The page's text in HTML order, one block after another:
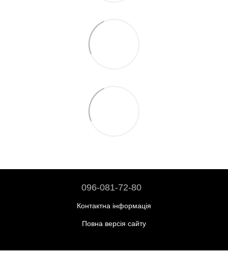
096-081-72-80
Контактна інформація
Повна версія сайту